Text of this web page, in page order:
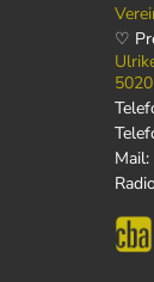
♡
Mail: